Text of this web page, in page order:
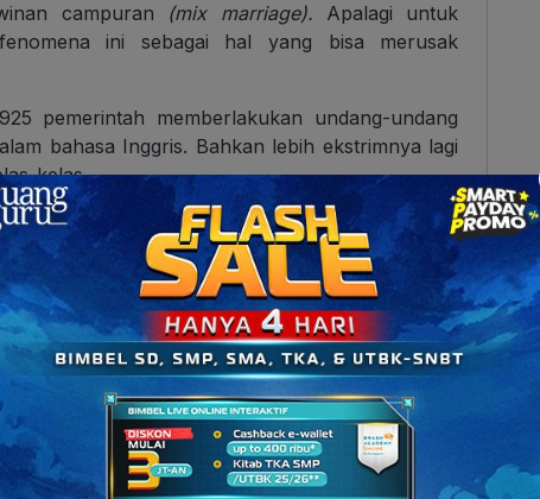
campuran (mix marriage). Apalagi untuk
ini sebagai hal yang bisa merusak
pemerintah memberlakukan undang-undang
bahasa Inggris. Bahkan lebih ekstrimnya lagi
kelas.